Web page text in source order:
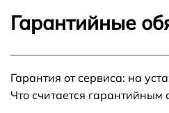
Ремонт модуля управления
Замена сенсора Korting HG 645
Гарантийные
Гарантия от сервиса: на
Что считается гарантийным